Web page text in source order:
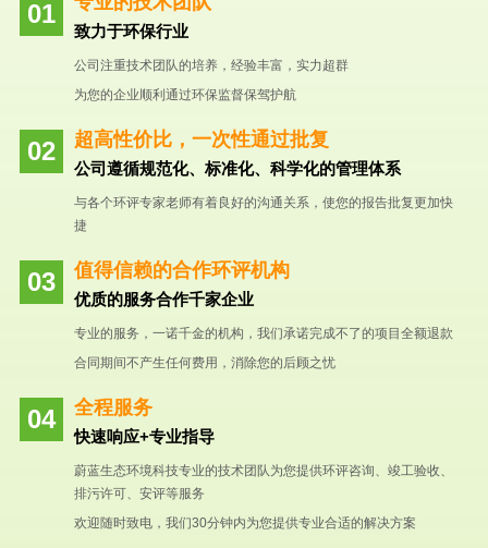
致力于环保行业
公司注重技术团队的培养，经验丰富，实力超群
为您的企业顺利通过环保监督保驾护航
超高性价比，一次性通过批复
公司遵循规范化、标准化、科学化的管理体系
与各个环评专家老师有着良好的沟通关系，使您的报告批复更加快
捷
值得信赖的合作环评机构
优质的服务合作千家企业
专业的服务，一诺千金的机构，我们承诺完成不了的项目全额退款
合同期间不产生任何费用，消除您的后顾之忧
全程服务
快速响应+专业指导
蔚蓝生态环境科技专业的技术团队为您提供环评咨询、竣工验收、
排污许可、安评等服务
欢迎随时致电，我们30分钟内为您提供专业合适的解决方案